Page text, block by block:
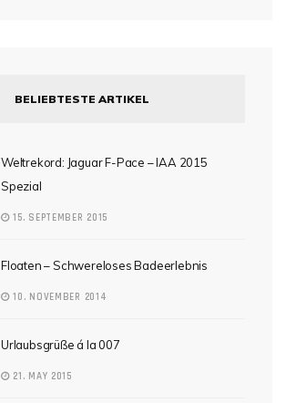
BELIEBTESTE ARTIKEL
Weltrekord: Jaguar F-Pace – IAA 2015
Spezial
15. SEPTEMBER 2015
Floaten – Schwereloses Badeerlebnis
10. NOVEMBER 2014
Urlaubsgrüße á la 007
21. MAY 2015